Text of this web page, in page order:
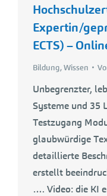
Expertin/
ECTS) –
Bildung,Wissen
Unbegrenzter,
Systeme und 35
Testzugang
glaubwürdige
detaillierte
erstellt
…. Video: die KI